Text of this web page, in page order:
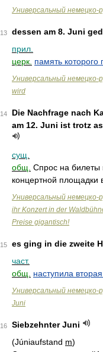
Универсальный немецко-
13
dessen am 8. Juni
прил.
церк. память
Универсальный немецко-
wird
14
Die Nachfrage nach
am 12. Juni ist trotz
сущ.
общ. Спрос на билеты
концертной площадки
Универсальный немецко-
ihr Konzert in der
Preise gigantisch!
15
es ging in die zweite
част.
общ.
наступила
Универсальный немецко-
Juni
16
Siebzehnter Juni
(Júniaufstand m)